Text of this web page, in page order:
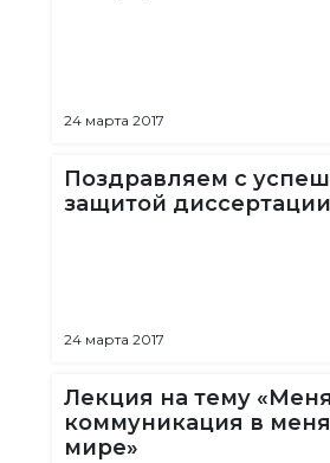
24 марта 2017
Поздравляем с
защитой диссертации
24 марта 2017
Лекция на тему
коммуникация в
мире»